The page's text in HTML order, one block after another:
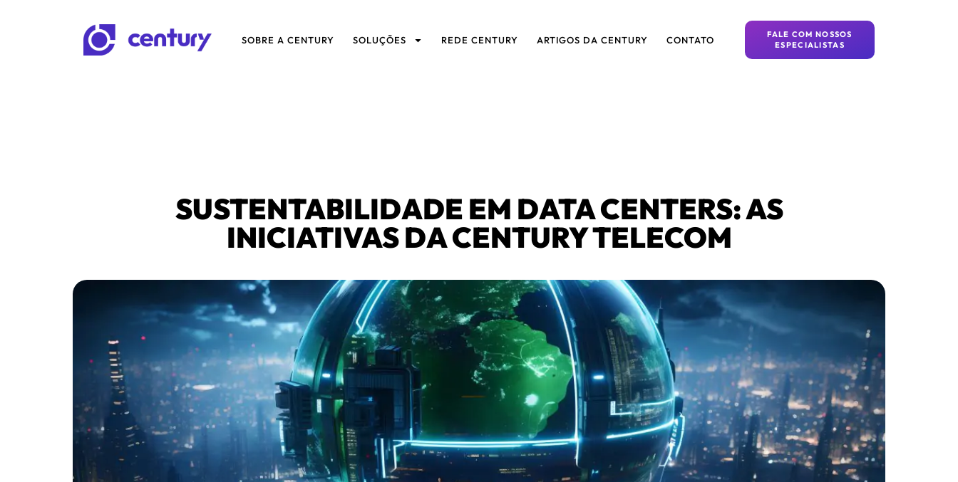
SOBRE A CENTURY SOLUÇÕES REDE CENTURY ARTIGOS DA CENTURY CONTATO
FALE COM NOSSOS
ESPECIALISTAS
SUSTENTABILIDADE EM DATA CENTERS: AS
INICIATIVAS DA CENTURY TELECOM